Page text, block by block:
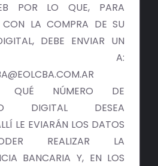
POR LO QUE, PARA
CON LA COMPRA DE SU
DEBE ENVIAR UN
A:
QUÉ NÚMERO DE
DIGITAL DESEA
LE EVIARÁN LOS DATOS
REALIZAR LA
BANCARIA Y, EN LOS